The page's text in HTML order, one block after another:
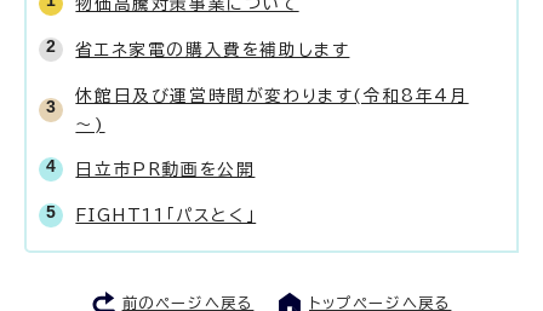
物価高騰対策事業について
省エネ家電の購入費を補助します
休館日及び運営時間が変わります(令和8年4月
～)
日立市PR動画を公開
FIGHT11「パスとく」
前のページへ戻る トップページへ戻る